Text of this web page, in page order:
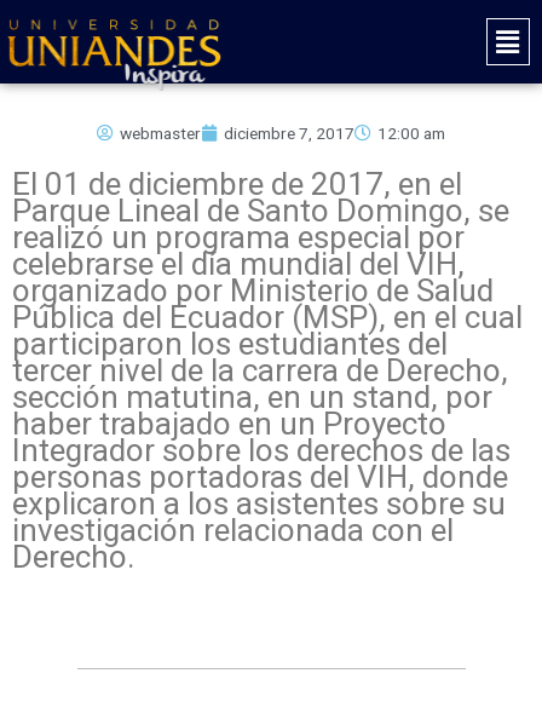
al
contenido
Main
webmaster diciembre 7, 2017 12:00 am
El 01 de diciembre de 2017, en el
Parque Lineal de Santo Domingo, se
realizó un programa especial por
celebrarse el día mundial del VIH,
organizado por Ministerio de Salud
Pública del Ecuador (MSP), en el cual
participaron los estudiantes del
tercer nivel de la carrera de Derecho,
sección matutina, en un stand, por
haber trabajado en un Proyecto
Integrador sobre los derechos de las
personas portadoras del VIH, donde
explicaron a los asistentes sobre su
investigación relacionada con el
Derecho.